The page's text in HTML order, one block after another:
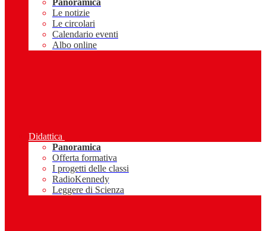
Panoramica
Le notizie
Le circolari
Calendario eventi
Albo online
Didattica
Panoramica
Offerta formativa
I progetti delle classi
RadioKennedy
Leggere di Scienza